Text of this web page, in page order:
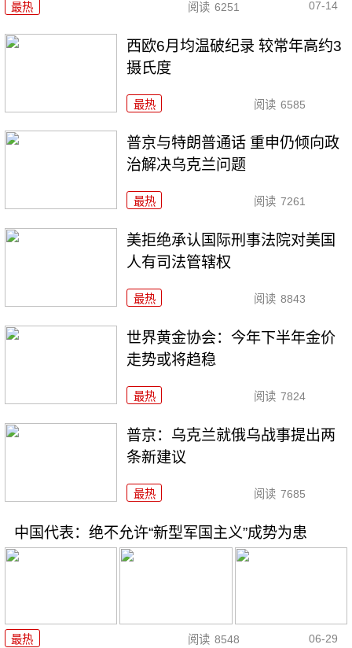
最热 阅读 6251 07-14
西欧6月均温破纪录 较常年高约3
摄氏度
最热 阅读 6585
普京与特朗普通话 重申仍倾向政
治解决乌克兰问题
最热 阅读 7261
美拒绝承认国际刑事法院对美国
人有司法管辖权
最热 阅读 8843
世界黄金协会：今年下半年金价
走势或将趋稳
最热 阅读 7824
普京：乌克兰就俄乌战事提出两
条新建议
最热 阅读 7685
中国代表：绝不允许“新型军国主义”成势为患
最热 阅读 8548 06-29